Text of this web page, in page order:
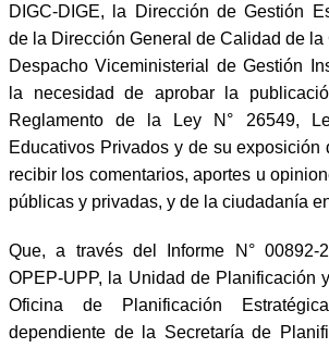
DIGC-DIGE, la Dirección de Gestión
de la Dirección General de Calidad de la
Despacho Viceministerial de Gestión
la necesidad de aprobar la
Reglamento de la Ley N° 26549,
Educativos Privados y de su exposición
recibir los comentarios, aportes u
públicas y privadas, y de la ciudadanía
Que, a través del Informe N° 00892-
OPEP-UPP, la Unidad de Planificación
Oficina de Planificación
dependiente de la Secretaría de